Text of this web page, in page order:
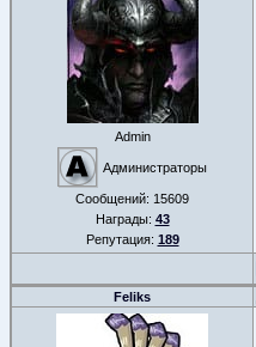
Admin
Администраторы
Сообщений: 15609
Награды: 43
Репутация: 189
Feliks